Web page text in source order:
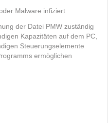
Malware infiziert
der Datei PMW zuständig
Kapazitäten auf dem PC,
Steuerungselemente
ermöglichen